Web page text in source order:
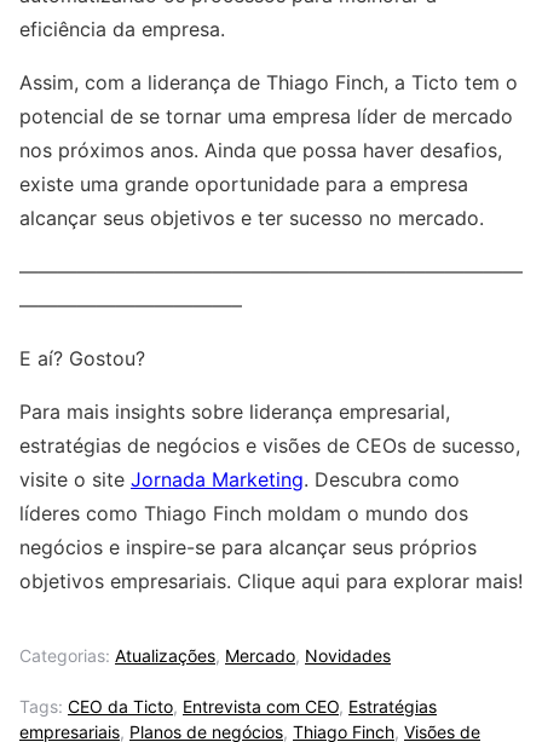
eficiência da empresa.
Assim, com a liderança de Thiago Finch, a Ticto tem o
potencial de se tornar uma empresa líder de mercado
nos próximos anos. Ainda que possa haver desafios,
existe uma grande oportunidade para a empresa
alcançar seus objetivos e ter sucesso no mercado.
——————————————————————————
———————————–
E aí? Gostou?
Para mais insights sobre liderança empresarial,
estratégias de negócios e visões de CEOs de sucesso,
visite o site Jornada Marketing. Descubra como
líderes como Thiago Finch moldam o mundo dos
negócios e inspire-se para alcançar seus próprios
objetivos empresariais. Clique aqui para explorar mais!
Categorias: Atualizações, Mercado, Novidades
Tags: CEO da Ticto, Entrevista com CEO, Estratégias
empresariais, Planos de negócios, Thiago Finch, Visões de